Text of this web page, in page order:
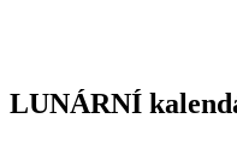
LUNÁRNÍ